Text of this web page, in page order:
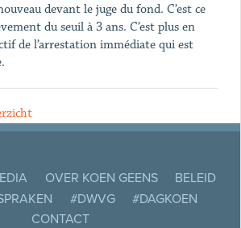
devant le juge du fond. C’est ce
du seuil à 3 ans. C’est plus en
de l’arrestation immédiate qui est
OVER KOEN GEENS
BELEID
#DWVG
#DAGKOEN
CONTACT